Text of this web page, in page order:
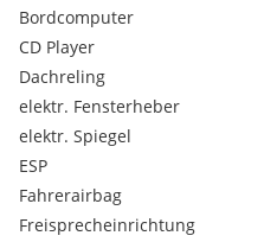
- Eintausch Ihres alten
- Günstige Finanzierungs- u.
ohne Anzahlung
Für weitere Informationen,
Ihnen unser Verkaufsteam
unter TEL.: 0316 252425 –
Bordcomputer
CD Player
Dachreling
elektr. Fensterheber
elektr. Spiegel
ESP
Fahrerairbag
Freisprecheinrichtung